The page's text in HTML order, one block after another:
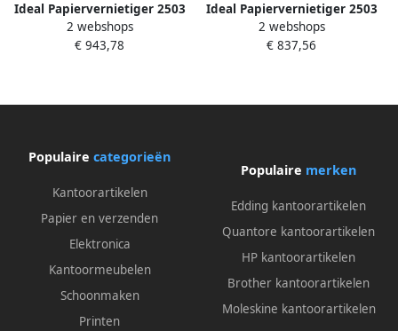
Ideal Papiervernietiger 2503
snippers 2x15mm
2 webshops
€ 943,78
Ideal Papiervernietiger 2503
stroken 4mm
2 webshops
€ 837,56
Populaire categorieën
Kantoorartikelen
Papier en verzenden
Elektronica
Kantoormeubelen
Schoonmaken
Printen
Populaire merken
Edding kantoorartikelen
Quantore kantoorartikelen
HP kantoorartikelen
Brother kantoorartikelen
Moleskine kantoorartikelen